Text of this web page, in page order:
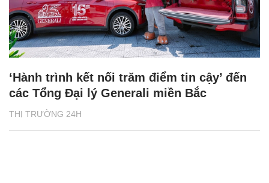
THỊ TRƯỜNG 24H
‘Hành trình kết nối trăm điểm tin cậy’ đến
các Tổng Đại lý Generali miền Bắc